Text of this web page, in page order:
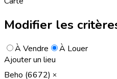
Modifier les
À Vendre
À Louer
Ajouter un lieu
Beho (6672)